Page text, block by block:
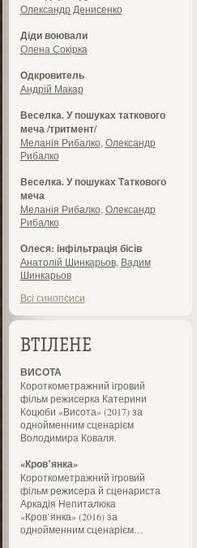
Олександр Денисенко
Діди воювали
Олена Сокірка
Одкровитель
Андрій Макар
Веселка. У пошуках таткового
меча /тритмент/
Меланія Рибалко Олександр
Рибалко
Веселка. У пошуках Таткового
меча
Меланія Рибалко Олександр
Рибалко
Олеся: інфільтрація бісів
Анатолій Шинкарьов, Вадим
Шинкарьов
Всі синопсиси
ВТІЛЕНЕ
ВИСОТА
Короткометражний ігровий
фільм режисерка Катерини
Коцюби «Висота» (2017) за
однойменним сценарієм
Володимира Коваля.
«Кров’янка»
Короткометражний ігровий
фільм режисера й сценариста
Аркадія Непиталюка
«Кров’янка» (2016) за
однойменним сценарієм…